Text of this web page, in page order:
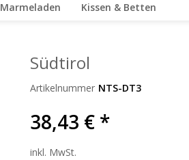
Marmeladen Kissen & Betten
Südtirol
Artikelnummer NTS-DT3
38,43 € *
inkl. MwSt.